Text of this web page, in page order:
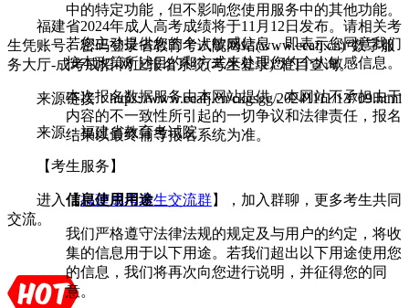
福建省2024年成人高考成绩将于11月12日发布。请相关考
生凭账号、密码登录省教育考试院网站(www.eeafj.cn)“数字服
务大厅-成考成招-网上报名系统(考生登录)”栏目查询。
来源链接：https://www.eeafj.cn/ckgsgg/20241111/13709.html
来源：福建省教育考试院
【考生服务】
进入【福建成考考生交流群】，加入群聊，更多考生共同
交流。
中的特定功能，但不影响您使用服务中的其他功能。
若您主动提供您的个人敏感信息，即表示您同意我们
按本政策所述目的和方式来处理您的个人敏感信息。
本次报名数据服务由本网站提供，本网站不承担由于
内容的不一致性所引起的一切争议和法律责任，报名
结果以最终辅导报名系统为准。
信息使用用途
我们严格遵守法律法规的规定及与用户的约定，将收
集的信息用于以下用途。若我们超出以下用途使用您
的信息，我们将再次向您进行说明，并征得您的同
意。